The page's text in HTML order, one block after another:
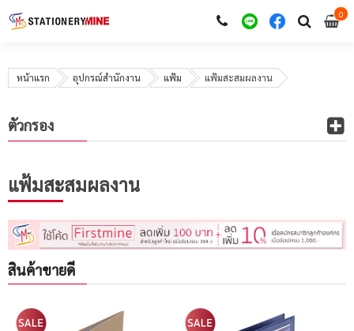
00
หน้าแรก อุปกรณ์สำนักงาน แฟ้ม แฟ้มสะสมผลงาน
แฟ้มสะสมผลงาน
สินค้าขายดี
ตัวกรอง